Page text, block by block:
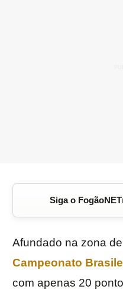
Siga o FogãoNET
Afundado na zona
Campeonato
com apenas 20